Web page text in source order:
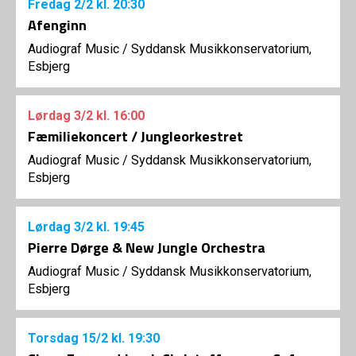
Fredag 2/2 kl. 20:30
Afenginn
Audiograf Music / Syddansk Musikkonservatorium,
Esbjerg
Lørdag 3/2 kl. 16:00
Fæmiliekoncert / Jungleorkestret
Audiograf Music / Syddansk Musikkonservatorium,
Esbjerg
Lørdag 3/2 kl. 19:45
Pierre Dørge & New Jungle Orchestra
Audiograf Music / Syddansk Musikkonservatorium,
Esbjerg
Torsdag 15/2 kl. 19:30